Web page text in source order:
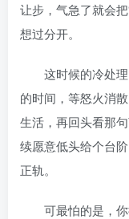
让步，气急了就会
想过分开。
这时候的冷处理
的时间，等怒火消
生活，再回头看那
续愿意低头给个台
正轨。
可最怕的是，你